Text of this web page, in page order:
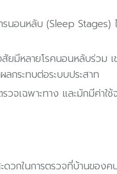
รนอนหลับ (Sleep Stages)
ยมีหลายโรคนอนหลับร่วม
กระทบต่อระบบประสาท
เฉพาะทาง และมักมีค่าใช้
วกในการตรวจที่บ้านของค